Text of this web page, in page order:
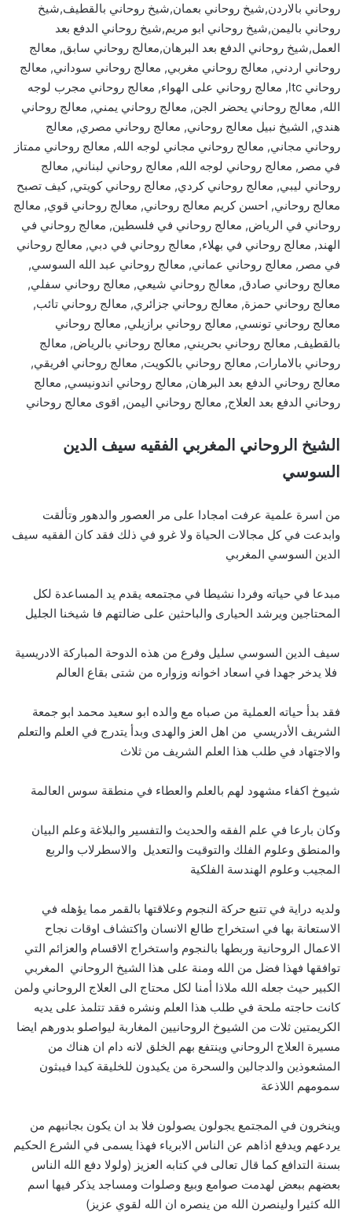
روحاني بالاردن,شيخ روحاني بعمان,شيخ روحاني بالقطيف,شيخ
روحاني باليمن,شيخ روحاني ابو مريم,شيخ روحاني الدفع بعد
العمل,شيخ روحاني الدفع بعد البرهان,معالج روحاني سابق, معالج
روحاني اردني, معالج روحاني مغربي, معالج روحاني سوداني, معالج
روحاني ltc, معالج روحاني على الهواء, معالج روحاني مجرب لوجه
الله, معالج روحاني يحضر الجن, معالج روحاني يمني, معالج روحاني
هندي, الشيخ نبيل معالج روحاني, معالج روحاني مصري, معالج
روحاني مجاني, معالج روحاني مجاني لوجه الله, معالج روحاني ممتاز
في مصر, معالج روحاني لوجه الله, معالج روحاني لبناني, معالج
روحاني ليبي, معالج روحاني كردي, معالج روحاني كويتي, كيف تصبح
معالج روحاني, احسن كريم معالج روحاني, معالج روحاني قوي, معالج
روحاني في الرياض, معالج روحاني في فلسطين, معالج روحاني في
الهند, معالج روحاني في بهلاء, معالج روحاني في دبي, معالج روحاني
في مصر, معالج روحاني عماني, معالج روحاني عبد الله السوسي,
معالج روحاني صادق, معالج روحاني شيعي, معالج روحاني سفلي,
معالج روحاني حمزة, معالج روحاني جزائري, معالج روحاني تائب,
معالج روحاني تونسي, معالج روحاني برازيلي, معالج روحاني
بالقطيف, معالج روحاني بحريني, معالج روحاني بالرياض, معالج
روحاني بالامارات, معالج روحاني بالكويت, معالج روحاني افريقي,
معالج روحاني الدفع بعد البرهان, معالج روحاني اندونيسي, معالج
روحاني الدفع بعد العلاج, معالج روحاني اليمن, اقوى معالج روحاني
الشيخ الروحاني المغربي الفقيه سيف الدين
السوسي
من اسرة علمية عرفت امجادا على مر العصور والدهور وتألقت
وابدعت في كل مجالات الحياة ولا غرو في ذلك فقد كان الفقيه سيف
الدين السوسي المغربي
مبدعا في حياته وفردا نشيطا في مجتمعه يقدم يد المساعدة لكل
المحتاجين ويرشد الحيارى والباحثين على ضالتهم فا شيخنا الجليل
سيف الدين السوسي سليل وفرع من هذه الدوحة المباركة الادريسية
فلا يدخر جهدا في اسعاد اخوانه وزواره من شتى بقاع العالم
فقد بدأ حياته العملية من صباه مع والده ابو سعيد محمد ابو جمعة
الشريف الأدريسي من اهل العز والهدى وبدأ يتدرج في العلم والتعلم
والاجتهاد في طلب هذا العلم الشريف من ثلاث
شيوخ اكفاء مشهود لهم بالعلم والعطاء في منطقة سوس العالمة
وكان بارعا في علم الفقه والحديث والتفسير والبلاغة وعلم البيان
والمنطق وعلوم الفلك والتوقيت والتعديل والاسطرلاب والربع
المجيب وعلوم الهندسة الفلكية
ولديه دراية في تتبع حركة النجوم وعلاقتها بالقمر مما يؤهله في
الاستعانة بها في استخراج طالع الانسان واكتشاف اوقات نجاح
الاعمال الروحانية وربطها بالنجوم واستخراج الاقسام والعزائم التي
توافقها فهذا فضل من الله ومنة على هذا الشيخ الروحاني المغربي
الكبير حيث جعله الله ملاذا أمنا لكل محتاج الى العلاج الروحاني ولمن
كانت حاجته ملحة في طلب هذا العلم ونشره فقد تتلمذ على يديه
الكريمتين ثلات من الشيوخ الروحانيين المغاربة ليواصلو بدورهم ايضا
مسيرة العلاج الروحاني وينتفع بهم الخلق لانه دام ان هناك من
المشعوذين والدجالين والسحرة من يكيدون للخليقة كيدا فيبثون
سمومهم اللاذعة
وينخرون في المجتمع يجولون يصولون فلا بد ان يكون بجانبهم من
يردعهم ويدفع اذاهم عن الناس الابرياء فهذا يسمى في الشرع الحكيم
بسنة التدافع كما قال تعالى في كتابه العزيز (ولولا دفع الله الناس
بعضهم ببعض لهدمت صوامع وبيع وصلوات ومساجد يذكر فيها اسم
الله كثيرا ولينصرن الله من ينصره ان الله لقوي عزيز)